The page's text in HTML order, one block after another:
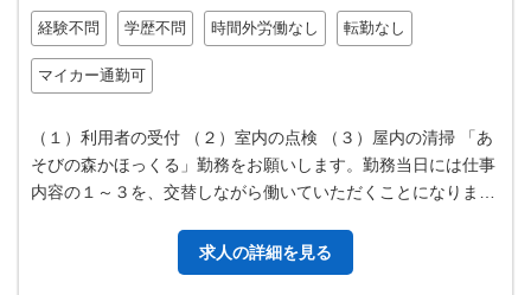
経験不問 学歴不問 時間外労働なし 転勤なし
マイカー通勤可
（１）利用者の受付 （２）室内の点検 （３）屋内の清掃 「あ
そびの森かほっくる」勤務をお願いします。勤務当日には仕事
内容の１～３を、交替しながら働いていただくことになりま
求人の詳細を見る